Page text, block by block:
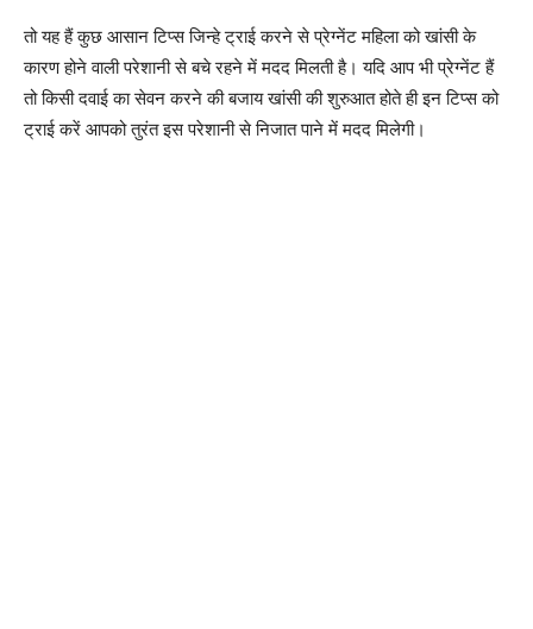
तो यह हैं कुछ आसान टिप्स जिन्हे ट्राई करने से प्रेग्नेंट महिला को खांसी के
कारण होने वाली परेशानी से बचे रहने में मदद मिलती है। यदि आप भी प्रेग्नेंट हैं
तो किसी दवाई का सेवन करने की बजाय खांसी की शुरुआत होते ही इन टिप्स को
ट्राई करें आपको तुरंत इस परेशानी से निजात पाने में मदद मिलेगी।